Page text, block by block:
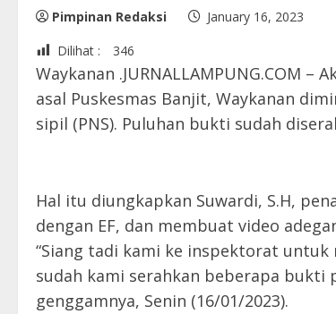
Pimpinan Redaksi
January 16, 2023
Dilihat :
346
Waykanan .JURNALLAMPUNG.COM
asal Puskesmas Banjit, Waykanan
sipil (PNS). Puluhan bukti sudah
Hal itu diungkapkan Suwardi, S.H,
dengan EF, dan membuat video
“Siang tadi kami ke inspektorat untuk
sudah kami serahkan beberapa bukti
genggamnya, Senin (16/01/2023).